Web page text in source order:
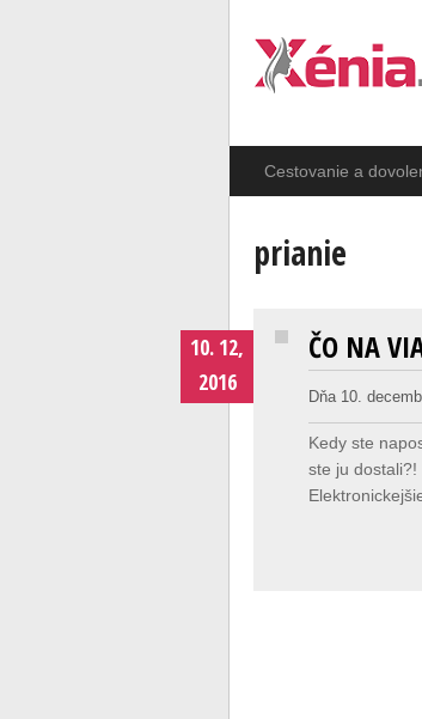
Cestovanie a
prianie
10. 12,
2016
ČO NA
Dňa 10.
Kedy ste
ste ju